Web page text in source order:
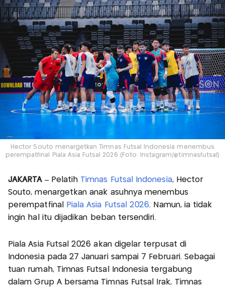
Hector Souto menargetkan Timnas Futsal Indonesia menembus
perempatfinal Piala Asia Futsal 2026 (Foto: Instagram/@timnasfutsal)
JAKARTA – Pelatih Timnas Futsal Indonesia, Hector
Souto, menargetkan anak asuhnya menembus
perempatfinal
Piala Asia Futsal 2026. Namun, ia tidak
ingin hal itu dijadikan beban tersendiri.
Piala Asia Futsal 2026 akan digelar terpusat di
Indonesia pada 27 Januari sampai 7 Februari. Sebagai
tuan rumah, Timnas Futsal Indonesia tergabung
dalam Grup A bersama Timnas Futsal Irak, Timnas